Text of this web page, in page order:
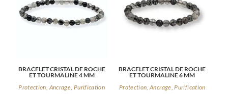
BRACELET CRISTAL DE ROCHE
ET TOURMALINE 4 MM
Protection, Ancrage, Purification
BRACELET CRISTAL DE ROCHE
ET TOURMALINE 6 MM
Protection, Ancrage, Purification